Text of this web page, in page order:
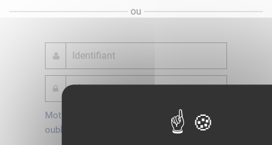
ou
Mot de passe
oublié ?
Je crée mon
compte